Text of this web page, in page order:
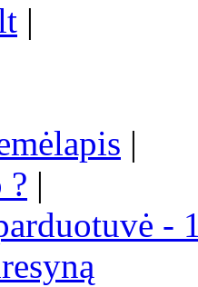
|
|
? |
-